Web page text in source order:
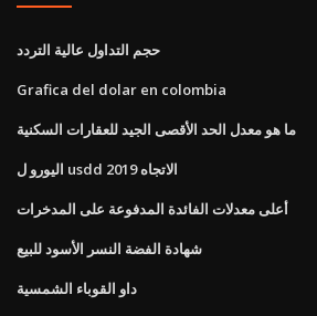
حجم التداول عالية التردد
Grafica del dolar en colombia
ما هو معدل الحد الأقصى الجيد للعقارات السكنية
اليورو ل usdd الاتجاه 2019
أعلى معدلات الفائدة المدفوعة على المدخرات
شهادة الفضة النسر الأسود للبيع
داو القوباء الشمسية